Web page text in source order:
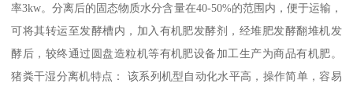
率3kw。分离后的固态物质水分含量在40-50%的范围内，便于运输，
可将其转运至发酵槽内，加入有机肥发酵剂，经堆肥发酵翻堆机发
酵后，较终通过圆盘造粒机等有机肥设备加工生产为商品有机肥。
猪粪干湿分离机特点： 该系列机型自动化水平高，操作简单，容易